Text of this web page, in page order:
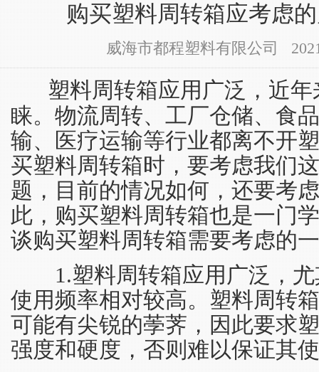
购买塑料周转箱应考虑
威海市都程塑料有限公司
塑料周转箱应用广泛，近
睐。物流周转、工厂仓储、食
输、医疗运输等行业都离不开
买塑料周转箱时，要考虑我们
题，目前的情况如何，还要考
此，购买塑料周转箱也是一门
谈购买塑料周转箱需要考虑的
1.塑料周转箱应用广泛，尤
使用频率相对较高。塑料周转
可能有尖锐的荸荠，因此要求
强度和硬度，否则难以保证其